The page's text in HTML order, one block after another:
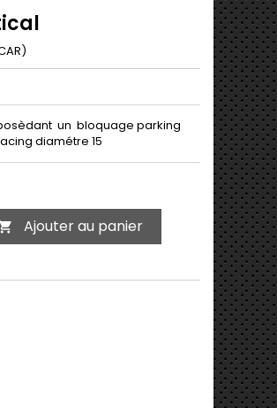
un bloquage parking
diamétre 15
Ajouter au panier